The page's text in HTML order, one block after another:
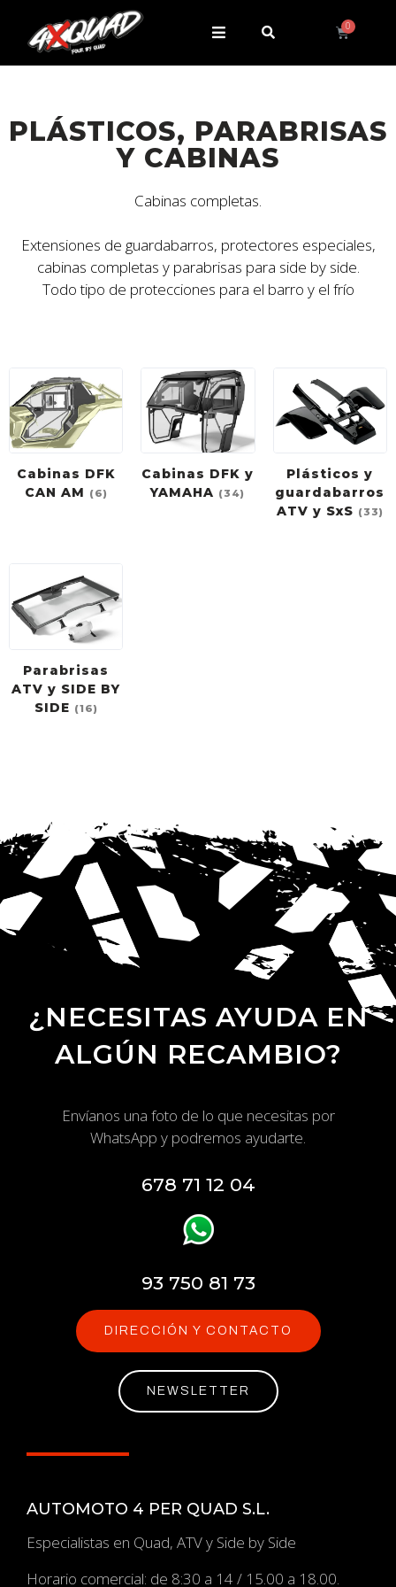
PLÁSTICOS, PARABRISAS
Y CABINAS
Cabinas completas.
Extensiones de guardabarros, protectores especiales,
cabinas completas y parabrisas para side by side.
Todo tipo de protecciones para el barro y el frío
Cabinas DFK
CAN AM (6)
Cabinas DFK y
YAMAHA (34)
Plásticos y
guardabarros
ATV y SxS (33)
Parabrisas
ATV y SIDE BY
SIDE (16)
¿NECESITAS AYUDA EN
ALGÚN RECAMBIO?
Envíanos una foto de lo que necesitas por
WhatsApp y podremos ayudarte.
678 71 12 04
93 750 81 73
DIRECCIÓN Y CONTACTO
NEWSLETTER
AUTOMOTO 4 PER QUAD S.L.
Especialistas en Quad, ATV y Side by Side
Horario comercial: de 8:30 a 14 / 15.00 a 18.00.